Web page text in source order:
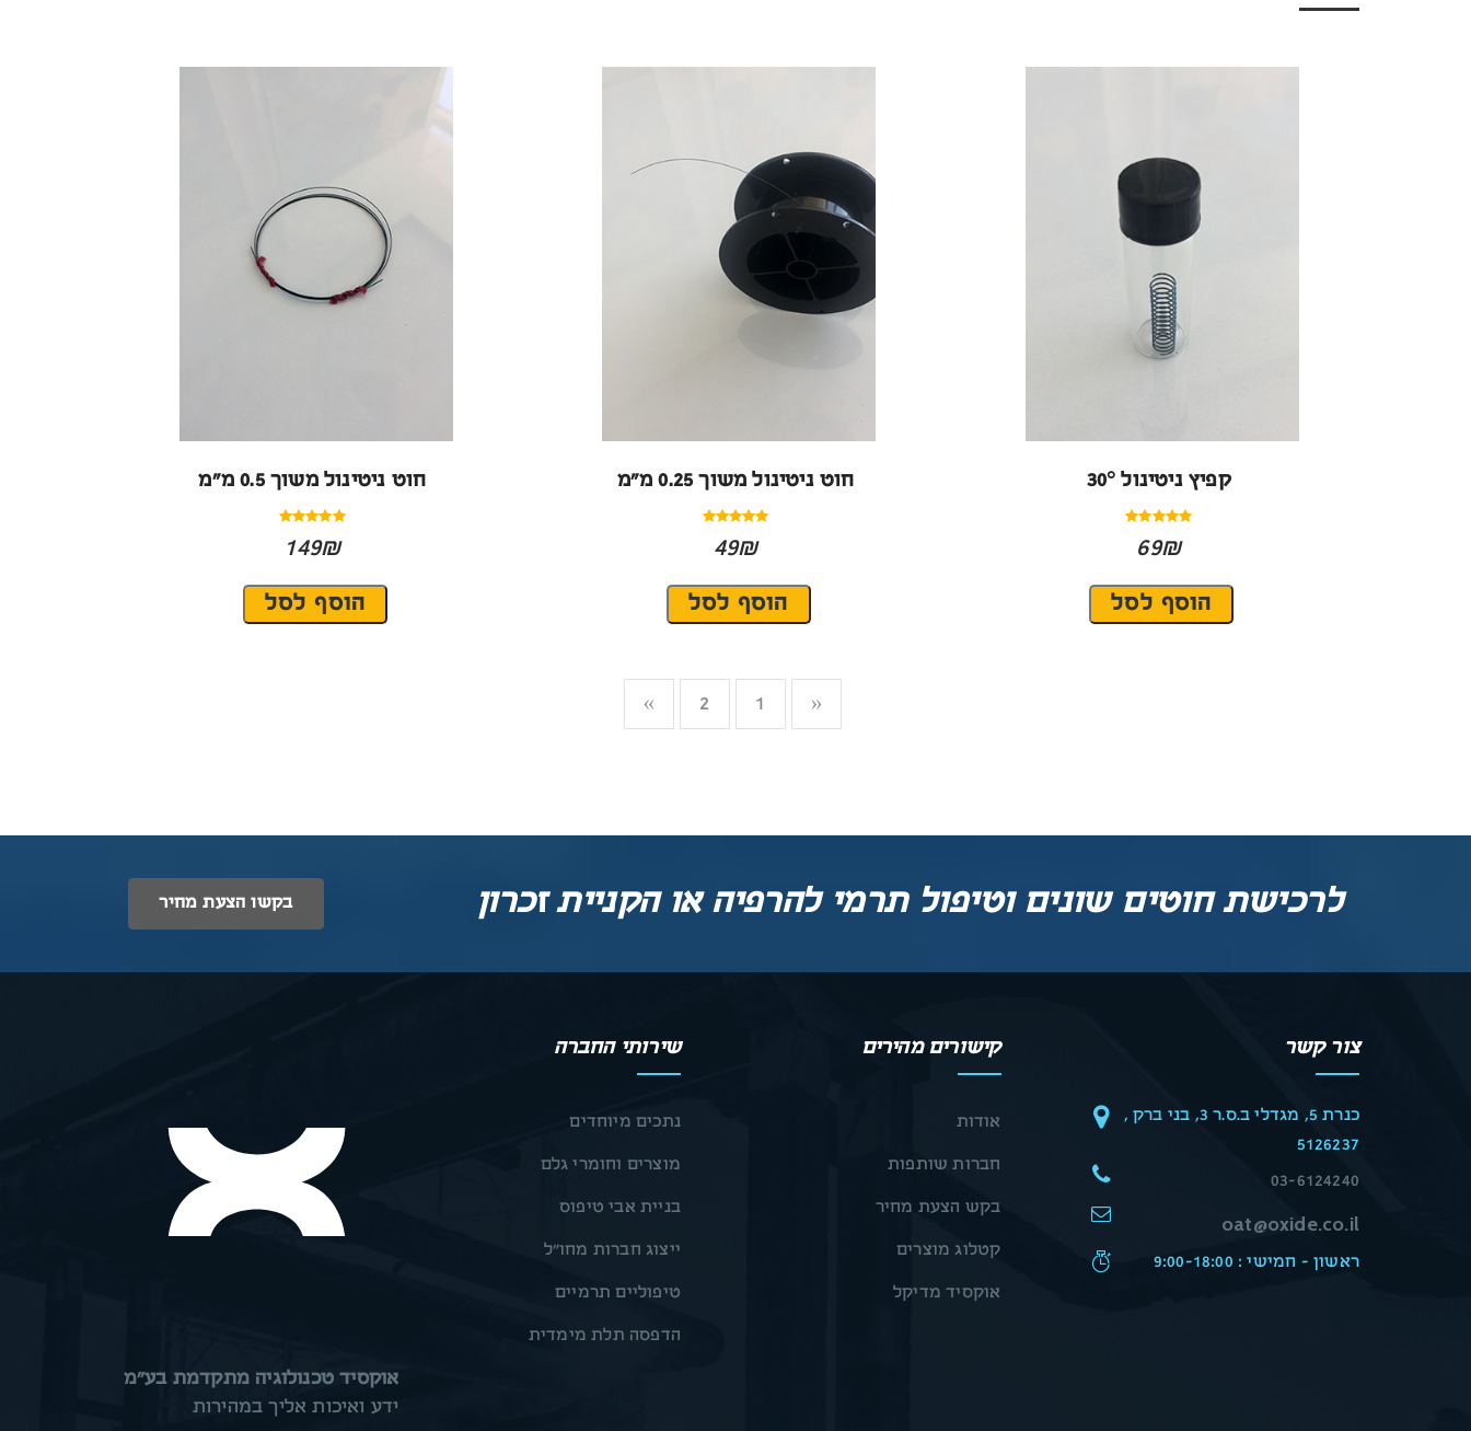
קפיץ ניטינול 30°
69₪
חוט ניטינול משוך 0.25 מ״מ
49₪
חוט ניטינול משוך 0.5 מ״מ
149₪
«
1
2
»
לרכישת חוטים שונים וטיפול תרמי להרפיה או הקניית זכרון בקשו הצעת מחיר
צור קשר
כנרת 5, מגדלי ב.ס.ר 3, בני ברק ,
5126237
03-6124240
oat@oxide.co.il
ראשון - חמישי : 9:00-18:00
קישורים מהירים
אודות
חברות שותפות
בקש הצעת מחיר
קטלוג מוצרים
אוקסיד מדיקל
שירותי החברה
נתכים מיוחדים
מוצרים וחומרי גלם
בניית אבי טיפוס
ייצוג חברות מחו״ל
טיפוליים תרמיים
הדפסה תלת מימדית
אוקסיד טכנולוגיה מתקדמת בע״מ
ידע ואיכות אליך במהירות